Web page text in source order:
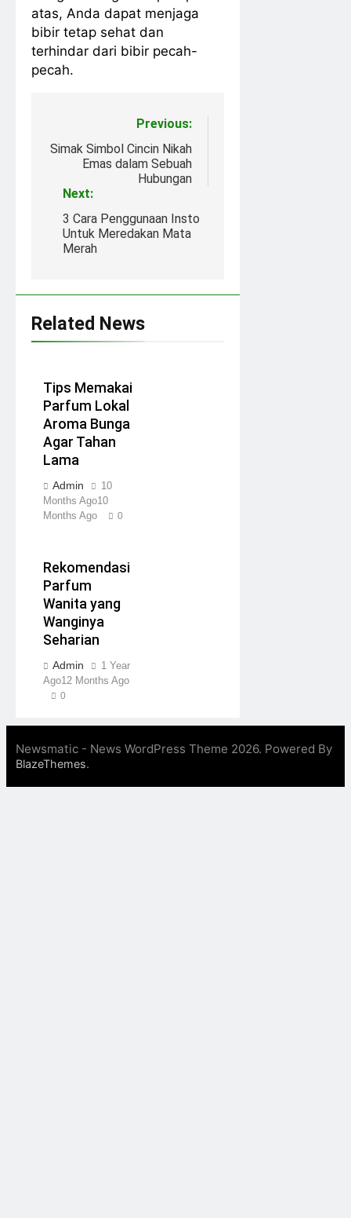
atas, Anda dapat menjaga
bibir tetap sehat dan
terhindar dari bibir pecah-
pecah.
navigation
Previous:
Simak Simbol Cincin Nikah
Emas dalam Sebuah
Hubungan
Next:
3 Cara Penggunaan Insto
Untuk Meredakan Mata
Merah
Related News
Tips Memakai
Parfum Lokal
Aroma Bunga
Agar Tahan
Lama
Admin
10
Months Ago10
Months Ago
0
Rekomendasi
Parfum
Wanita yang
Wanginya
Seharian
Admin
1 Year
Ago12 Months Ago
0
Newsmatic - News WordPress Theme 2026. Powered By
BlazeThemes.